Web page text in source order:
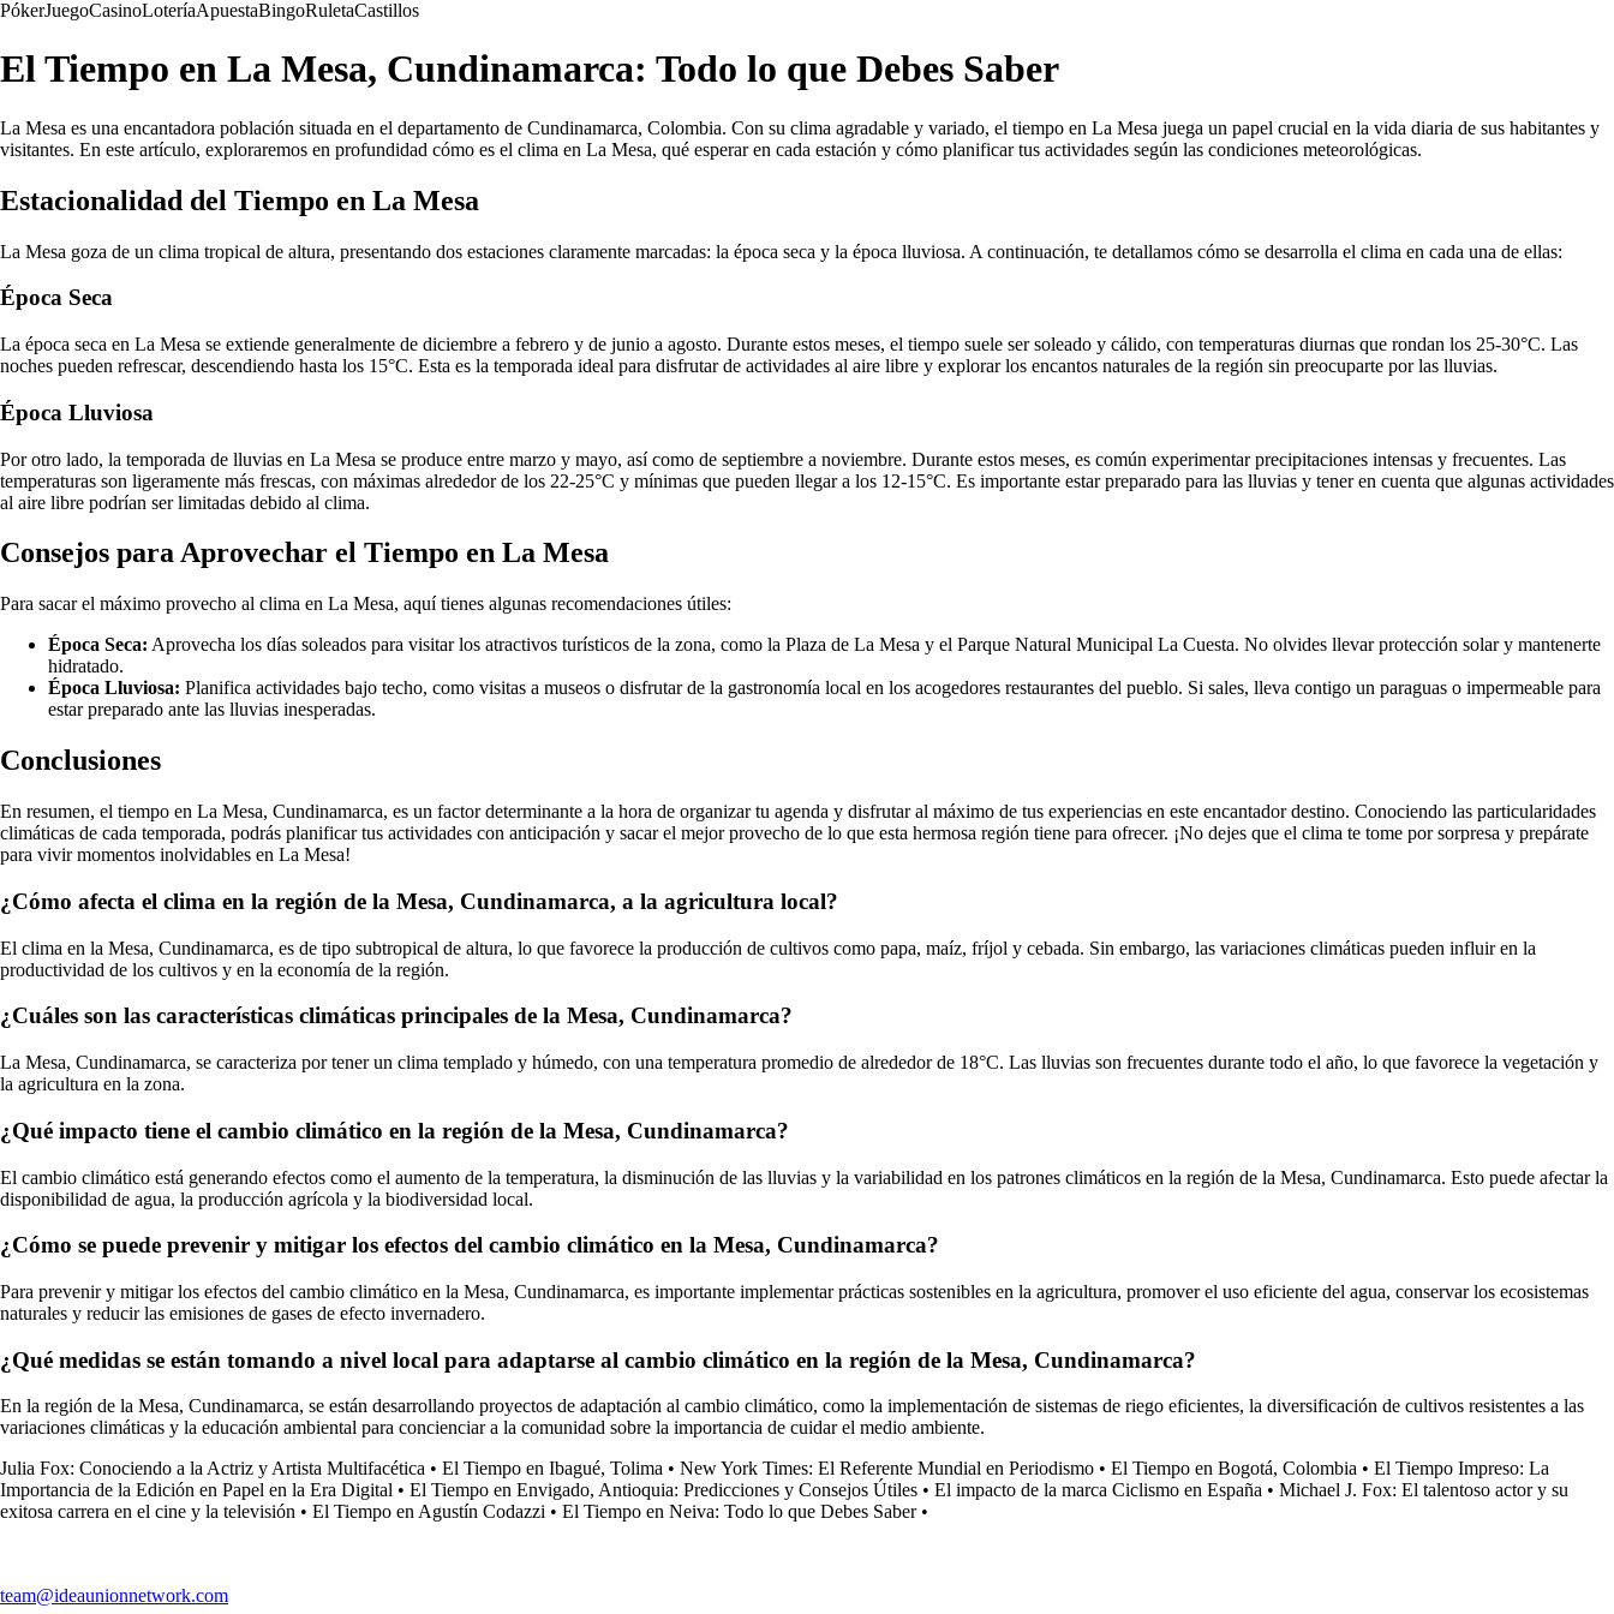
PókerJuegoCasinoLoteríaApuestaBingoRuletaCastillos
El Tiempo en La Mesa, Cundinamarca: Todo lo que Debes Saber
La Mesa es una encantadora población situada en el departamento de Cundinamarca, Colombia. Con su clima agradable y variado, el tiempo en La Mesa juega un papel crucial en la vida diaria de sus habitantes y
visitantes. En este artículo, exploraremos en profundidad cómo es el clima en La Mesa, qué esperar en cada estación y cómo planificar tus actividades según las condiciones meteorológicas.
Estacionalidad del Tiempo en La Mesa
La Mesa goza de un clima tropical de altura, presentando dos estaciones claramente marcadas: la época seca y la época lluviosa. A continuación, te detallamos cómo se desarrolla el clima en cada una de ellas:
Época Seca
La época seca en La Mesa se extiende generalmente de diciembre a febrero y de junio a agosto. Durante estos meses, el tiempo suele ser soleado y cálido, con temperaturas diurnas que rondan los 25-30°C. Las
noches pueden refrescar, descendiendo hasta los 15°C. Esta es la temporada ideal para disfrutar de actividades al aire libre y explorar los encantos naturales de la región sin preocuparte por las lluvias.
Época Lluviosa
Por otro lado, la temporada de lluvias en La Mesa se produce entre marzo y mayo, así como de septiembre a noviembre. Durante estos meses, es común experimentar precipitaciones intensas y frecuentes. Las
temperaturas son ligeramente más frescas, con máximas alrededor de los 22-25°C y mínimas que pueden llegar a los 12-15°C. Es importante estar preparado para las lluvias y tener en cuenta que algunas actividades
al aire libre podrían ser limitadas debido al clima.
Consejos para Aprovechar el Tiempo en La Mesa
Para sacar el máximo provecho al clima en La Mesa, aquí tienes algunas recomendaciones útiles:
Época Seca: Aprovecha los días soleados para visitar los atractivos turísticos de la zona, como la Plaza de La Mesa y el Parque Natural Municipal La Cuesta. No olvides llevar protección solar y mantenerte
hidratado.
Época Lluviosa: Planifica actividades bajo techo, como visitas a museos o disfrutar de la gastronomía local en los acogedores restaurantes del pueblo. Si sales, lleva contigo un paraguas o impermeable para
estar preparado ante las lluvias inesperadas.
Conclusiones
En resumen, el tiempo en La Mesa, Cundinamarca, es un factor determinante a la hora de organizar tu agenda y disfrutar al máximo de tus experiencias en este encantador destino. Conociendo las particularidades
climáticas de cada temporada, podrás planificar tus actividades con anticipación y sacar el mejor provecho de lo que esta hermosa región tiene para ofrecer. ¡No dejes que el clima te tome por sorpresa y prepárate
para vivir momentos inolvidables en La Mesa!
¿Cómo afecta el clima en la región de la Mesa, Cundinamarca, a la agricultura local?
El clima en la Mesa, Cundinamarca, es de tipo subtropical de altura, lo que favorece la producción de cultivos como papa, maíz, fríjol y cebada. Sin embargo, las variaciones climáticas pueden influir en la
productividad de los cultivos y en la economía de la región.
¿Cuáles son las características climáticas principales de la Mesa, Cundinamarca?
La Mesa, Cundinamarca, se caracteriza por tener un clima templado y húmedo, con una temperatura promedio de alrededor de 18°C. Las lluvias son frecuentes durante todo el año, lo que favorece la vegetación y
la agricultura en la zona.
¿Qué impacto tiene el cambio climático en la región de la Mesa, Cundinamarca?
El cambio climático está generando efectos como el aumento de la temperatura, la disminución de las lluvias y la variabilidad en los patrones climáticos en la región de la Mesa, Cundinamarca. Esto puede afectar la
disponibilidad de agua, la producción agrícola y la biodiversidad local.
¿Cómo se puede prevenir y mitigar los efectos del cambio climático en la Mesa, Cundinamarca?
Para prevenir y mitigar los efectos del cambio climático en la Mesa, Cundinamarca, es importante implementar prácticas sostenibles en la agricultura, promover el uso eficiente del agua, conservar los ecosistemas
naturales y reducir las emisiones de gases de efecto invernadero.
¿Qué medidas se están tomando a nivel local para adaptarse al cambio climático en la región de la Mesa, Cundinamarca?
En la región de la Mesa, Cundinamarca, se están desarrollando proyectos de adaptación al cambio climático, como la implementación de sistemas de riego eficientes, la diversificación de cultivos resistentes a las
variaciones climáticas y la educación ambiental para concienciar a la comunidad sobre la importancia de cuidar el medio ambiente.
Julia Fox: Conociendo a la Actriz y Artista Multifacética • El Tiempo en Ibagué, Tolima • New York Times: El Referente Mundial en Periodismo • El Tiempo en Bogotá, Colombia • El Tiempo Impreso: La
Importancia de la Edición en Papel en la Era Digital • El Tiempo en Envigado, Antioquia: Predicciones y Consejos Útiles • El impacto de la marca Ciclismo en España • Michael J. Fox: El talentoso actor y su
exitosa carrera en el cine y la televisión • El Tiempo en Agustín Codazzi • El Tiempo en Neiva: Todo lo que Debes Saber•
team@ideaunionnetwork.com